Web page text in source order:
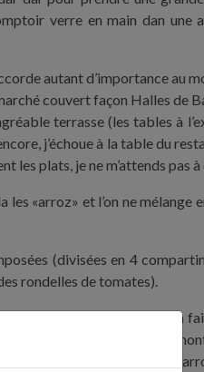
verre en main dan une
autant d’importance au
couvert façon Halles de
terrasse (les tables à
j’échoue à la table du
plats, je ne m’attends pas à
«arroz» et l’on ne mélange
(divisées en 4
rondelles de tomates).
d’être surprise. Il s’agit en
merlu (merluza) et d’une
des rondelles de tomate et